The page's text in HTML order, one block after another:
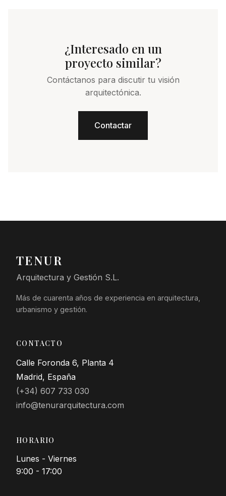
¿Interesado en un
proyecto similar?
Contáctanos para discutir tu visión
arquitectónica.
Contactar
TENUR
Arquitectura y Gestión S.L.
Más de cuarenta años de experiencia en arquitectura,
urbanismo y gestión.
CONTACTO
Calle Foronda 6, Planta 4
Madrid, España
(+34) 607 733 030
info@tenurarquitectura.com
HORARIO
Lunes - Viernes
9:00 - 17:00